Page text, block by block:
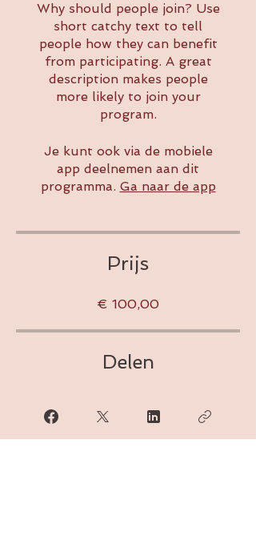
Why should people join? Use
short catchy text to tell
people how they can benefit
from participating. A great
description makes people
more likely to join your
program.
Je kunt ook via de mobiele
app deelnemen aan dit
programma. Ga naar de app
Prijs
€ 100,00
Delen